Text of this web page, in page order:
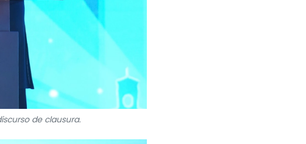
de clausura.